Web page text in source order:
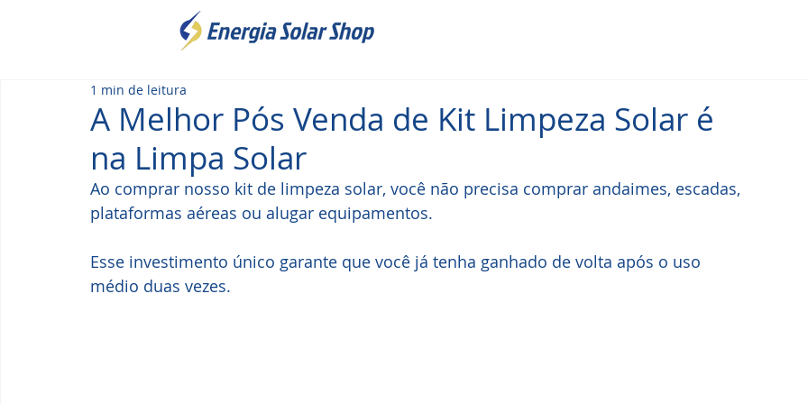
A Melhor Pós Venda de Kit Limpeza Solar é
na Limpa Solar
1 min de leitura
Ao comprar nosso kit de limpeza solar, você não precisa comprar andaimes, escadas,
plataformas aéreas ou alugar equipamentos.
Esse investimento único garante que você já tenha ganhado de volta após o uso
médio duas vezes.